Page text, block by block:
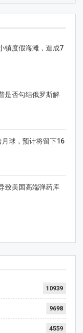
镇度假海滩，造成7
是否勾结俄罗斯解
球，预计将留下16
致美国高端弹药库
10939
9698
4559